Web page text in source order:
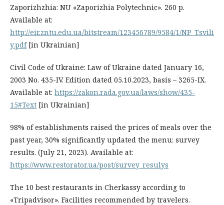
Zaporizhzhia: NU «Zaporizhia Polytechnic». 260 p.
Available at:
http://eir.zntu.edu.ua/bitstream/123456789/9584/1/NP_Tsvili
y.pdf[in Ukrainian]
Civil Code of Ukraine: Law of Ukraine dated January 16,
2003 No. 435-IV. Edition dated 05.10.2023, basis – 3265-IX.
Available at: https://zakon.rada.gov.ua/laws/show/435-
15#Text [in Ukrainian]
98% of establishments raised the prices of meals over the
past year, 30% significantly updated the menu: survey
results. (July 21, 2023). Available at:
https://www.restorator.ua/post/survey_resulys
The 10 best restaurants in Cherkassy according to
«Tripadvisor». Facilities recommended by travelers.